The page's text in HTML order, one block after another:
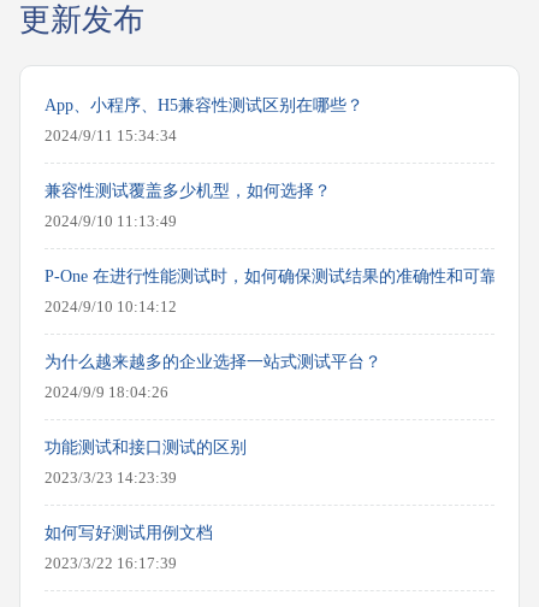
更新发布
App、小程序、H5兼容性测试区别在哪些？
2024/9/11 15:34:34
兼容性测试覆盖多少机型，如何选择？
2024/9/10 11:13:49
P-One 在进行性能测试时，如何确保测试结果的准确性和可靠性？
2024/9/10 10:14:12
为什么越来越多的企业选择一站式测试平台？
2024/9/9 18:04:26
功能测试和接口测试的区别
2023/3/23 14:23:39
如何写好测试用例文档
2023/3/22 16:17:39